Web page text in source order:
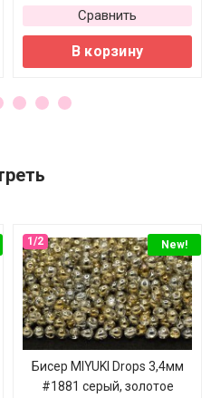
Сравнить
В корзину
New!
Бисер MIYUKI Drops 3,4мм
#1881 серый, золотое